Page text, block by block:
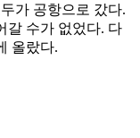
가 공항으로 갔다.
갈 수가 없었다. 다
올랐다.